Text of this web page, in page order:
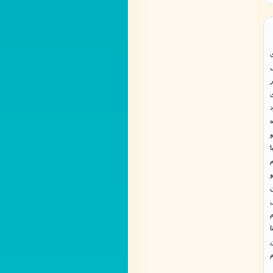
سن 19 سالگی
و